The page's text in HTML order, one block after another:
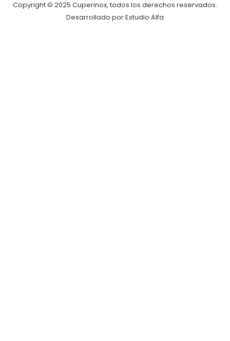
Copyright © 2025 Cuperinox, todos los derechos reservados.
Desarrollado por Estudio Alfa